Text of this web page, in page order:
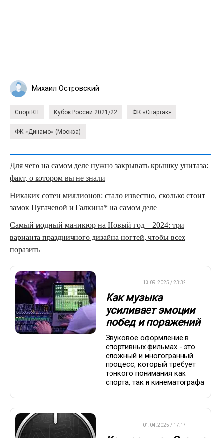
Михаил Островский
СпортКП Кубок России 2021/22 ФК «Спартак»
ФК «Динамо» (Москва)
Для чего на самом деле нужно закрывать крышку унитаза:
факт, о котором вы не знали
Никаких сотен миллионов: стало известно, сколько стоит
замок Пугачевой и Галкина* на самом деле
Самый модный маникюр на Новый год – 2024: три
варианта праздничного дизайна ногтей, чтобы всех
поразить
13.09.2025 / 23:32
Как музыка
усиливает эмоции
побед и поражений
Звуковое оформление в
спортивных фильмах - это
сложный и многогранный
процесс, который требует
тонкого понимания как
спорта, так и кинематографа
01.04.2025 / 17:17